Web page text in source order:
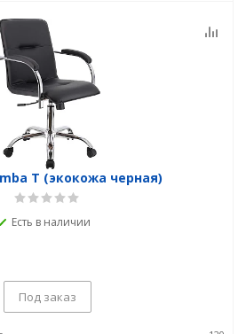
T (экокожа черная)
Есть в наличии
Под заказ